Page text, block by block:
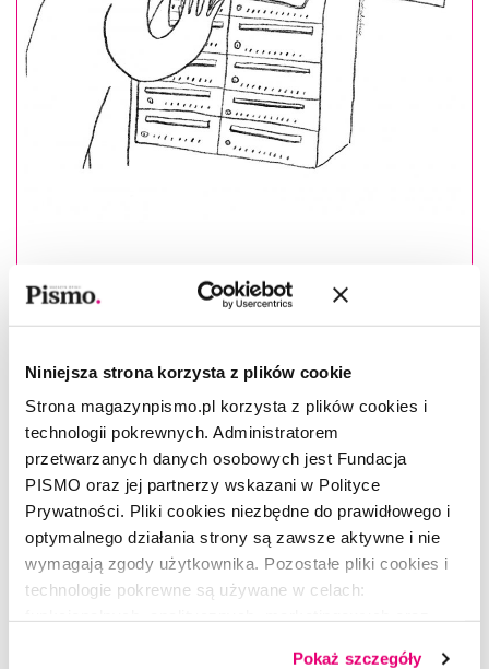
Niniejsza strona korzysta z plików cookie
Strona magazynpismo.pl korzysta z plików cookies i
technologii pokrewnych. Administratorem
przetwarzanych danych osobowych jest Fundacja
PISMO oraz jej partnerzy wskazani w Polityce
Prywatności. Pliki cookies niezbędne do prawidłowego i
optymalnego działania strony są zawsze aktywne i nie
wymagają zgody użytkownika. Pozostałe pliki cookies i
technologie pokrewne są używane w celach:
Pokaż szczegóły
Masz konto? Zaloguj się
oraz niepublikowanej jeszcze powieściDada. Pracował w
ukraińskiej w latach 2014–2015 (obrona Mariupola) i od
lutego 2022 roku (specjalna grupa artyleryjska).
Fragment pochodzi z powieściDada, która miała
ukazać się w Ukrainie w 2022 roku. Jednak ze
względu na rosyjską inwazję, jej publikacja została
odłożona.